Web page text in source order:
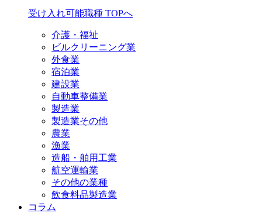
受け入れ可能職種 TOPへ
介護・福祉
ビルクリーニング業
外食業
宿泊業
建設業
自動車整備業
製造業
製造業その他
農業
漁業
造船・舶用工業
航空運輸業
その他の業種
飲食料品製造業
コラム